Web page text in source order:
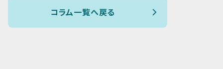
コラム一覧へ戻る